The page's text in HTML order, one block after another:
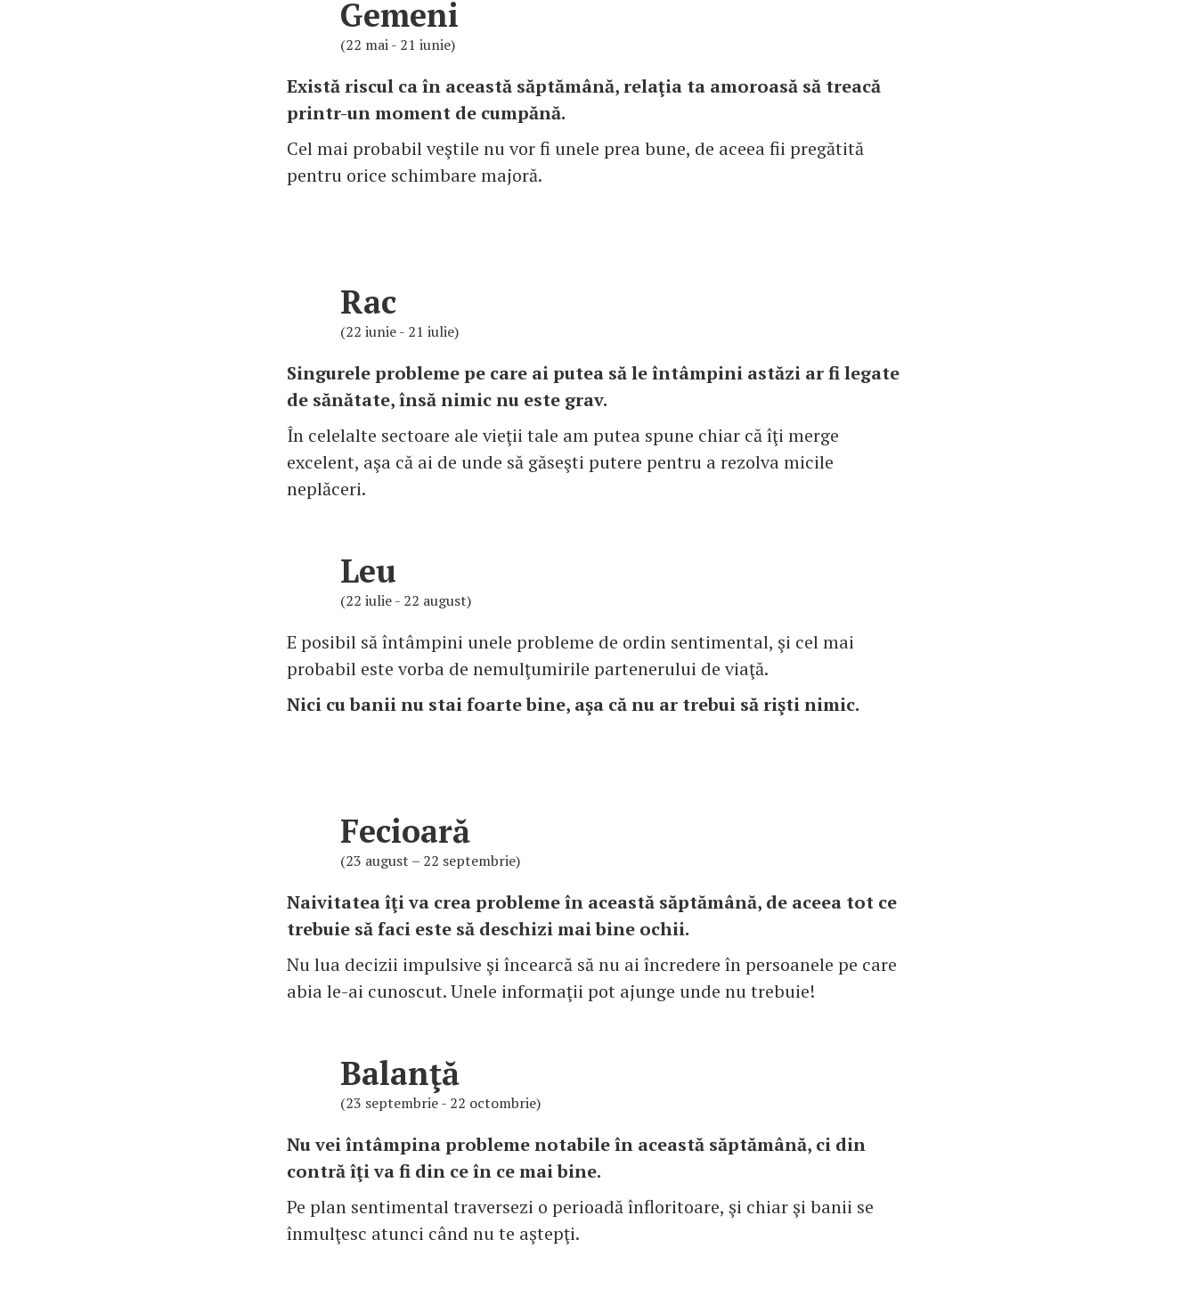
Gemeni
(22 mai - 21 iunie)
Există riscul ca în această săptămână, relaţia ta amoroasă să treacă
printr-un moment de cumpănă.
Cel mai probabil veştile nu vor fi unele prea bune, de aceea fii pregătită
pentru orice schimbare majoră.
Rac
(22 iunie - 21 iulie)
Singurele probleme pe care ai putea să le întâmpini astăzi ar fi legate
de sănătate, însă nimic nu este grav.
În celelalte sectoare ale vieţii tale am putea spune chiar că îţi merge
excelent, aşa că ai de unde să găseşti putere pentru a rezolva micile
neplăceri.
Leu
(22 iulie - 22 august)
E posibil să întâmpini unele probleme de ordin sentimental, şi cel mai
probabil este vorba de nemulţumirile partenerului de viaţă.
Nici cu banii nu stai foarte bine, aşa că nu ar trebui să rişti nimic.
Fecioară
(23 august – 22 septembrie)
Naivitatea îţi va crea probleme în această săptămână, de aceea tot ce
trebuie să faci este să deschizi mai bine ochii.
Nu lua decizii impulsive şi încearcă să nu ai încredere în persoanele pe care
abia le-ai cunoscut. Unele informaţii pot ajunge unde nu trebuie!
Balanţă
(23 septembrie - 22 octombrie)
Nu vei întâmpina probleme notabile în această săptămână, ci din
contră îţi va fi din ce în ce mai bine.
Pe plan sentimental traversezi o perioadă înfloritoare, şi chiar şi banii se
înmulţesc atunci când nu te aştepţi.